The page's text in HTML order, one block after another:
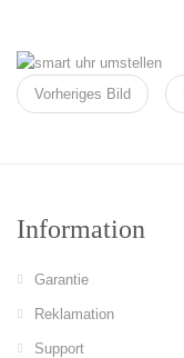
Vorheriges Bild
Information
Garantie
Reklamation
Support